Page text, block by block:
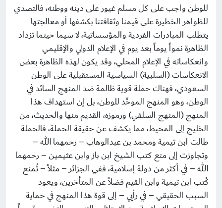
للوطن واجب على كل مسلم غيور على دينه ووطنه، فالتصدي
للظواهر الخطيرة على قيمنا وثقافتنا بكشفها أو معالجتها
يتطلب المبادرات الفردية والمؤسساتية، لا سيما حينما تزداد
الظاهرة نمواً يوماً بعد يوم في الإعلام الدولي والإقليمي
وانعكاساته في الإعلام المحلي، وقد يكون لهذه الظاهرة بعض
الانعكاسات (السلبية) السياسية المستقبلية على الوطن
السعودي، فهناك حملة قوية ظالمة ضد المنهج السائد في
الوطن، وهو المنهج الموحِّد للوطن، بل إن استهداف هذا
المنهج (المنهج السلفي) ورموزه، القديم منها والحديث، من
الخليج إلى المحيط، مما يكشف عن حقيقة الحملة، فالحملة
طالت ابن تيمية ومحمد بن عبدالوهاب – رحمهما الله –
وتجاوزت إلى منع كتب الشيخ ابن باز وابن عثيمين – رحمهما
الله – في أكثر من دولة إسلامية، ففي الجزائر – مثلاً – تُمنع
كُتب ابن تيمية وابن القيم فضلاً عن المتأخرين، ويعود
السبب الحقيقي – في رأيي – إلى قوة هذا المنهج في حماية